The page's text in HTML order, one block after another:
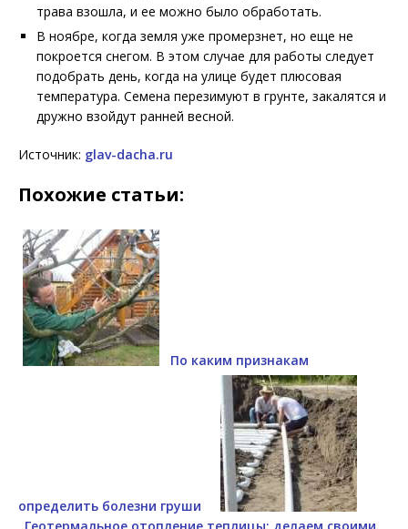
трава взошла, и ее можно было обработать.
В ноябре, когда земля уже промерзнет, но еще не
покроется снегом. В этом случае для работы следует
подобрать день, когда на улице будет плюсовая
температура. Семена перезимуют в грунте, закалятся и
дружно взойдут ранней весной.
Источник: glav-dacha.ru
Похожие статьи:
По каким признакам
определить болезни груши
Геотермальное отопление теплицы: делаем своими